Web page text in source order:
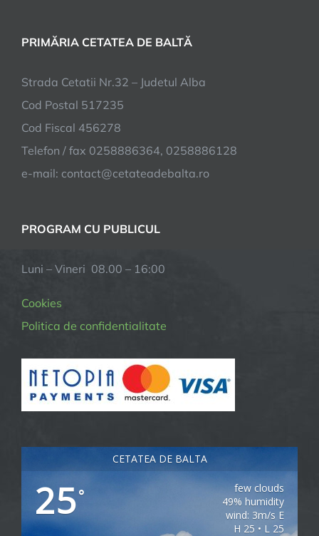
PRIMĂRIA CETATEA DE BALTĂ
Strada Cetatii Nr.32 – Judetul Alba
Cod Postal 517235
Cod Fiscal 456278
Telefon / fax 0258886364, 0258886128
e-mail: contact@cetateadebalta.ro
PROGRAM CU PUBLICUL
Luni – Vineri 08.00 – 16:00
Cookies
Politica de confidentialitate
CETATEA DE BALTA
25°
few clouds
49% humidity
wind: 3m/s E
H 25 • L 25